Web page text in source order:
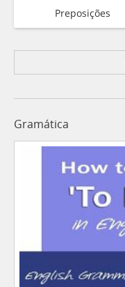
Preposições
Gramática